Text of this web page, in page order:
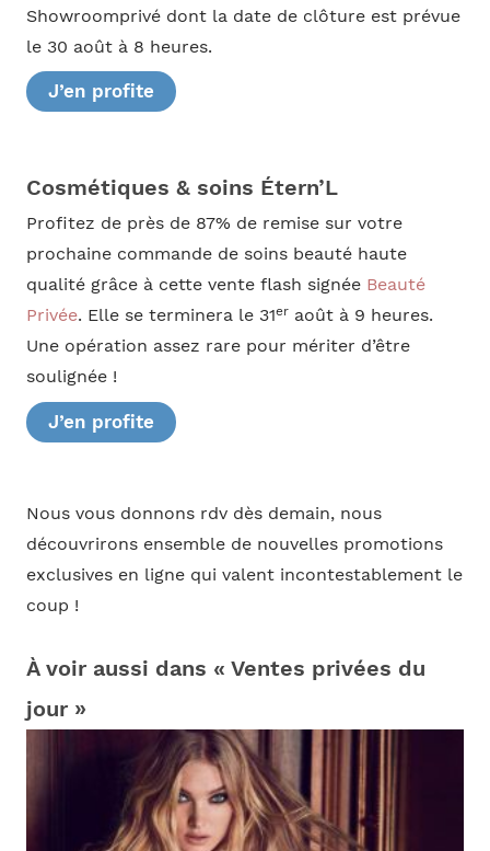
Showroomprivé dont la date de clôture est prévue
le 30 août à 8 heures.
J’en profite
Cosmétiques & soins Étern’L
Profitez de près de 87% de remise sur votre
prochaine commande de soins beauté haute
qualité grâce à cette vente flash signée Beauté
Privée. Elle se terminera le 31eraoût à 9 heures.
Une opération assez rare pour mériter d’être
soulignée !
J’en profite
Nous vous donnons rdv dès demain, nous
découvrirons ensemble de nouvelles promotions
exclusives en ligne qui valent incontestablement le
coup !
À voir aussi dans « Ventes privées du
jour »